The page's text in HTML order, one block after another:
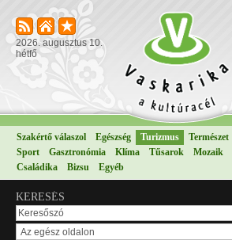
2026. augusztus 10.
hétfő
Szakértő válaszol Egészség Turizmus Természet
Sport
Gasztronómia Klíma Tűsarok Mozaik
Családika
Bizsu Egyéb
KERESÉS